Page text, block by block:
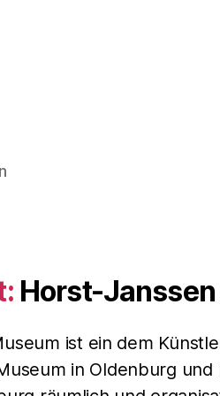
Horst-
ist ein dem
in Oldenburg und